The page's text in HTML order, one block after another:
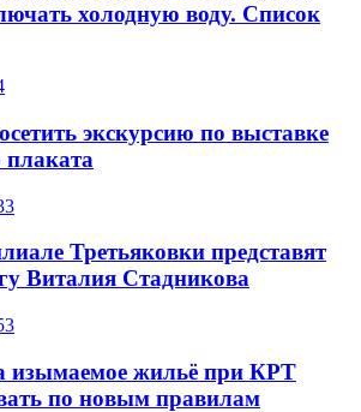
холодную воду. Список
экскурсию по выставке
плаката
Третьяковки представят
Виталия Стадникова
изымаемое жильё при КРТ
по новым правилам